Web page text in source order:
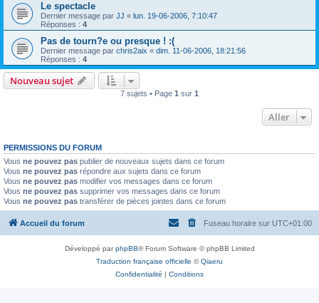
Le spectacle
Dernier message par JJ « lun. 19-06-2006, 7:10:47
Réponses : 4
Pas de tourn?e ou presque ! :(
Dernier message par chris2aix « dim. 11-06-2006, 18:21:56
Réponses : 4
Nouveau sujet
7 sujets • Page 1 sur 1
Aller
PERMISSIONS DU FORUM
Vous ne pouvez pas publier de nouveaux sujets dans ce forum
Vous ne pouvez pas répondre aux sujets dans ce forum
Vous ne pouvez pas modifier vos messages dans ce forum
Vous ne pouvez pas supprimer vos messages dans ce forum
Vous ne pouvez pas transférer de pièces jointes dans ce forum
Accueil du forum Fuseau horaire sur UTC+01:00
Développé parphpBB® Forum Software © phpBB Limited
Traduction française officielle ©Qiaeru
Confidentialité | Conditions